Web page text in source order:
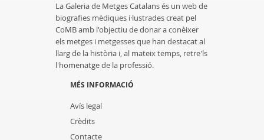
La Galeria de Metges Catalans és un web de
biografies mèdiques i·lustrades creat pel
CoMB amb l'objectiu de donar a conèixer
els metges i metgesses que han destacat al
llarg de la història i, al mateix temps, retre'ls
l'homenatge de la professió.
MÉS INFORMACIÓ
Avís legal
Crèdits
Contacte